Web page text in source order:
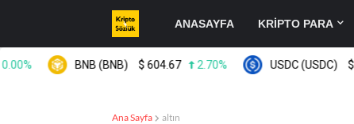
ANASAYFA KRİPTO PARA
BNB (BNB) $604.67 2.70% USDC (USDC) $
Ana Sayfa altın